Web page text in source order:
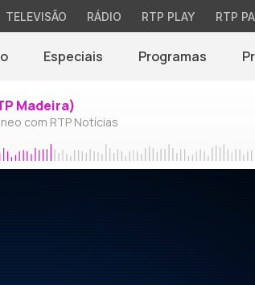
TELEVISÃO RÁDIO RTP PLAY RTP
Especiais Programas
Madeira)
com RTP Notícias